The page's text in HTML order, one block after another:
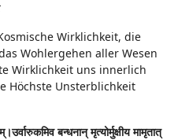
Wirklichkeit, die
Wohlergehen aller Wesen
Wirklichkeit uns innerlich
Höchste Unsterblichkeit
बन्धनान् मृत्योर्मुक्षीय मामृतात्